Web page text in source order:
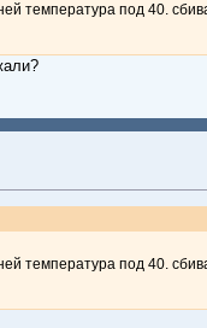
температура под 40.
температура под 40.